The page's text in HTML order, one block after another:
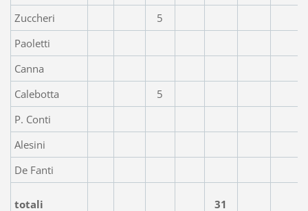
Zuccheri
5
Paoletti
Canna
Calebotta
5
P. Conti
Alesini
De Fanti
totali 31